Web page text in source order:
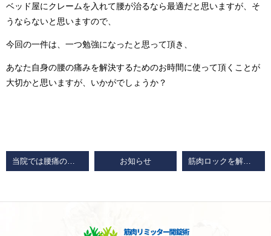
ベッド屋にクレームを入れて腰が治るなら最適だと思いますが、そ
うならないと思いますので、
今回の一件は、一つ勉強になったと思って頂き、
あなた自身の腰の痛みを解決するためのお時間に使って頂くことが
大切かと思いますが、いかがでしょうか？
お知らせ